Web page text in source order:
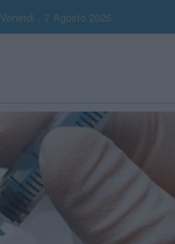
Venerdi , 7 Agosto 2026